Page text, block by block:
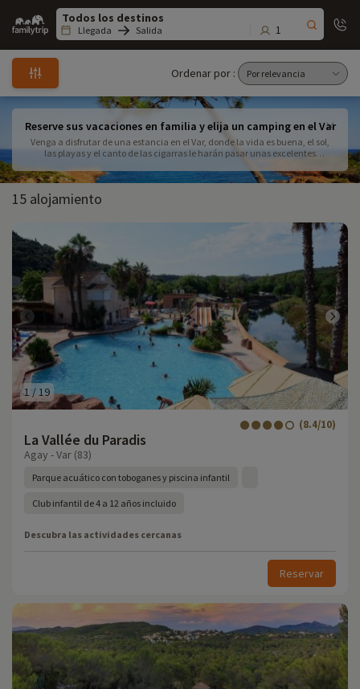
Family
trip
Llegada Salida 1
Ordenar por :
Reserve sus vacaciones en familia y elija un camping en el Var
Venga a disfrutar de una estancia en el Var, donde la vida es buena, el sol,
las playas y el canto de las cigarras le harán pasar unas excelentes
15 alojamiento
1 /19
La Vallée du Paradis
(8.4/10)
Agay - Var (83)
Parque acuático con toboganes y piscina infantil
Club infantil de 4 a 12 años incluido
Descubra las actividades cercanas
Reservar